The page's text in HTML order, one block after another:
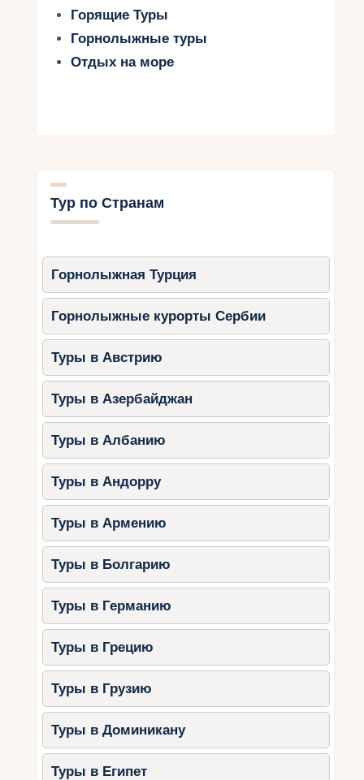
Горящие Туры
Горнолыжные туры
Отдых на море
Тур по Странам
Горнолыжная Турция
Горнолыжные курорты Сербии
Туры в Австрию
Туры в Азербайджан
Туры в Албанию
Туры в Андорру
Туры в Армению
Туры в Болгарию
Туры в Германию
Туры в Грецию
Туры в Грузию
Туры в Доминикану
Туры в Египет